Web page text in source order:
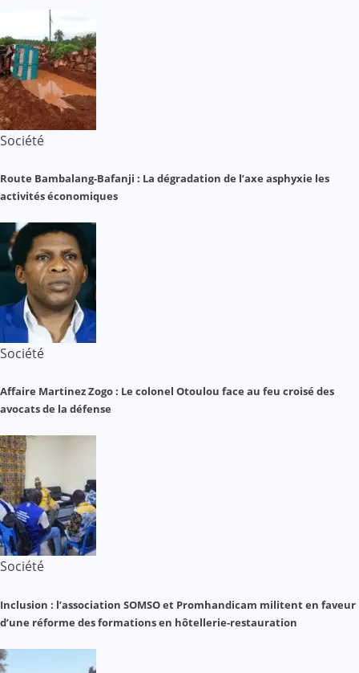
Société
Route Bambalang-Bafanji : La dégradation de l’axe asphyxie les
activités économiques
Société
Affaire Martinez Zogo : Le colonel Otoulou face au feu croisé des
avocats de la défense
Société
Inclusion : l’association SOMSO et Promhandicam militent en faveur
d’une réforme des formations en hôtellerie-restauration